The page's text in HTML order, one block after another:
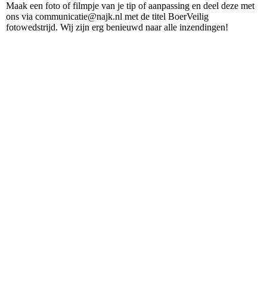
Maak een foto of filmpje van je tip of aanpassing en deel deze met
ons via communicatie@najk.nl met de titel BoerVeilig
fotowedstrijd. Wij zijn erg benieuwd naar alle inzendingen!